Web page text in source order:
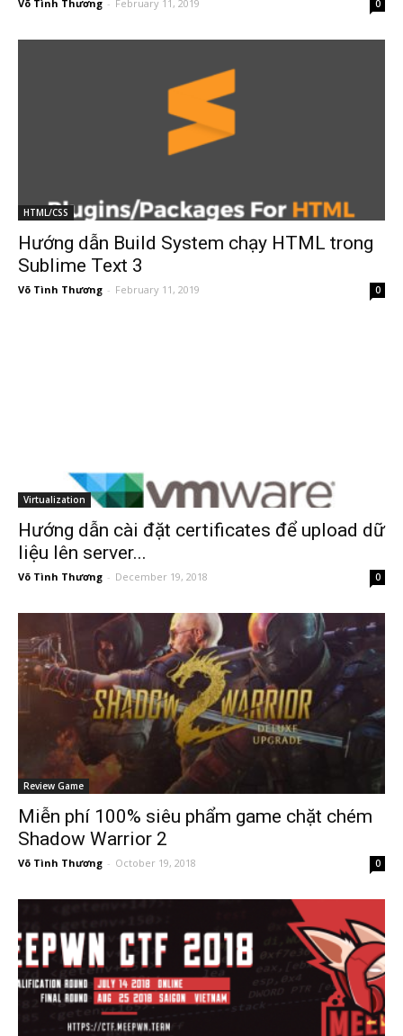
Võ Tình Thương - February 11, 2019 0
HTML/CSS
Hướng dẫn Build System chạy HTML trong
Sublime Text 3
Võ Tình Thương - February 11, 2019 0
Virtualization
Hướng dẫn cài đặt certificates để upload dữ
liệu lên server...
Võ Tình Thương - December 19, 2018 0
Review Game
Miễn phí 100% siêu phẩm game chặt chém
Shadow Warrior 2
Võ Tình Thương - October 19, 2018 0